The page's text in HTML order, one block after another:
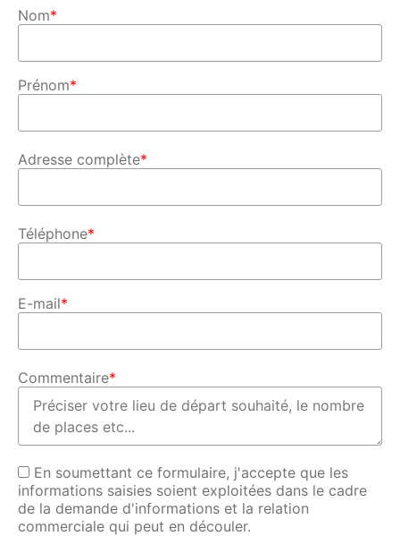
Nom*
Prénom*
Adresse complète*
Téléphone*
E-mail*
Commentaire*
En soumettant ce formulaire, j'accepte que les
informations saisies soient exploitées dans le cadre
de la demande d'informations et la relation
commerciale qui peut en découler.